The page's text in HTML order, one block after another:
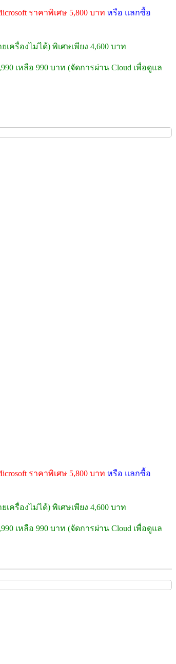
ราคาพิเศษ 5,800 บาท หรือ แลกซื้อ
เครื่องไม่ได้) พิเศษเพียง 4,600 บาท
เหลือ 990 บาท (จัดการผ่าน Cloud เพื่อดูแล
ราคาพิเศษ 5,800 บาท หรือ แลกซื้อ
เครื่องไม่ได้) พิเศษเพียง 4,600 บาท
เหลือ 990 บาท (จัดการผ่าน Cloud เพื่อดูแล